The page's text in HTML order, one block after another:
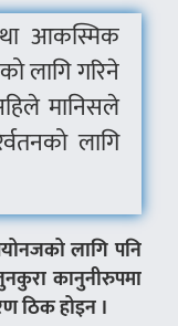
आकस्मिक
लागि गरिने
मानिसले
लागि
लागि पनि
कानुनीरुपमा
ठिक होइन ।